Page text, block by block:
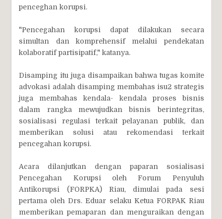
penceghan korupsi.
"Pencegahan korupsi dapat dilakukan secara
simultan dan komprehensif melalui pendekatan
kolaboratif partisipatif," katanya.
Disamping itu juga disampaikan bahwa tugas komite
advokasi adalah disamping membahas isu2 strategis
juga membahas kendala- kendala proses bisnis
dalam rangka mewujudkan bisnis berintegritas,
sosialisasi regulasi terkait pelayanan publik, dan
memberikan solusi atau rekomendasi terkait
pencegahan korupsi.
Acara dilanjutkan dengan paparan sosialisasi
Pencegahan Korupsi oleh Forum Penyuluh
Antikorupsi (FORPKA) Riau, dimulai pada sesi
pertama oleh Drs. Eduar selaku Ketua FORPAK Riau
memberikan pemaparan dan menguraikan dengan